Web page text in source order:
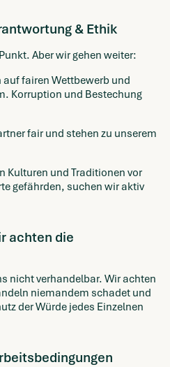
& Ethik
Aber wir gehen weiter:
auf fairen Wettbewerb und
Korruption und Bestechung
fair und stehen zu unserem
Kulturen und Traditionen vor
gefährden, suchen wir aktiv
achten die
nicht verhandelbar. Wir achten
niemandem schadet und
der Würde jedes Einzelnen